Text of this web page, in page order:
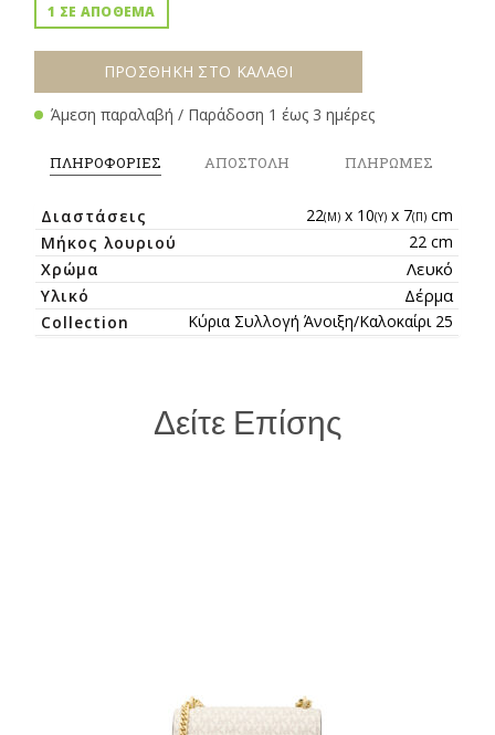
1 ΣΕ ΑΠΟΘΕΜΑ
ΠΡΟΣΘΗΚΗ ΣΤΟ ΚΑΛΑΘΙ
Άμεση παραλαβή / Παράδοση 1 έως 3 ημέρες
ΠΛΗΡΟΦΟΡΙΕΣ ΑΠΟΣΤΟΛΗ ΠΛΗΡΩΜΕΣ
Διαστάσεις 22(Μ) x 10(Y) x 7(Π) cm
Μήκος λουριού
22 cm
Χρώμα
Λευκό
Υλικό Δέρμα
Collection Κύρια Συλλογή Άνοιξη/Καλοκαίρι 25
Δείτε Επίσης